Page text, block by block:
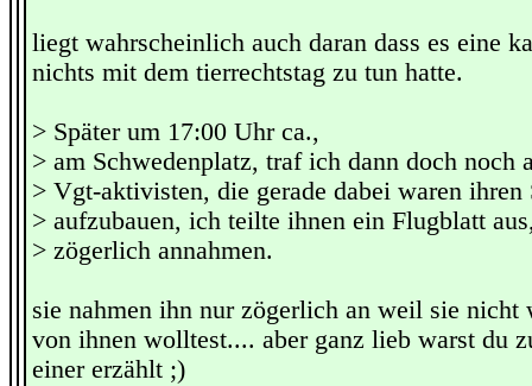
liegt wahrscheinlich auch daran dass es eine
nichts mit dem tierrechtstag zu tun hatte.
> Später um 17:00 Uhr ca.,
> am Schwedenplatz, traf ich dann doch noch
> Vgt-aktivisten, die gerade dabei waren ihren
> aufzubauen, ich teilte ihnen ein Flugblatt
> zögerlich annahmen.
sie nahmen ihn nur zögerlich an weil sie nicht
von ihnen wolltest.... aber ganz lieb warst du
einer erzählt ;)